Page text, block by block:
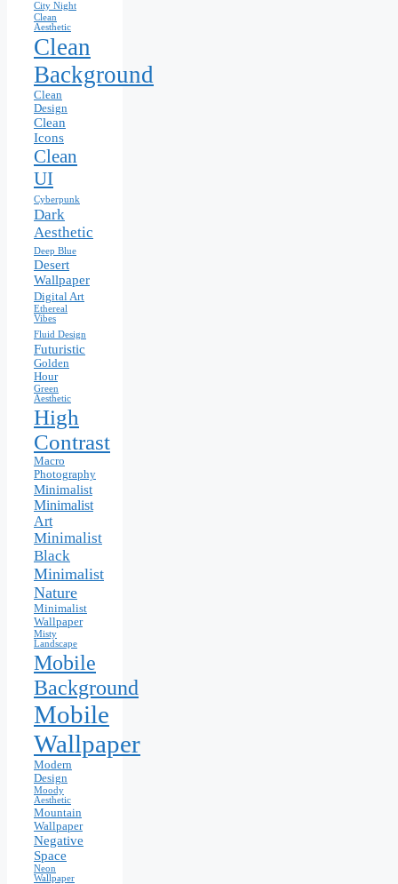
City Night
Clean
Aesthetic
Clean
Background
Clean
Design
Clean
Icons
Clean
UI
Cyberpunk
Dark
Aesthetic
Deep Blue
Desert
Wallpaper
Digital Art
Ethereal
Vibes
Fluid Design
Futuristic
Golden
Hour
Green
Aesthetic
High
Contrast
Macro
Photography
Minimalist
Minimalist
Art
Minimalist
Black
Minimalist
Nature
Minimalist
Wallpaper
Misty
Landscape
Mobile
Background
Mobile
Wallpaper
Modern
Design
Moody
Aesthetic
Mountain
Wallpaper
Negative
Space
Neon
Wallpaper